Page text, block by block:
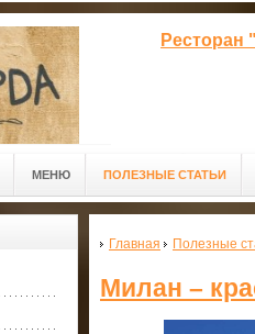
Ресторан
МЕНЮ ПОЛЕЗНЫЕ СТАТЬИ
Главная Полезные
Милан –